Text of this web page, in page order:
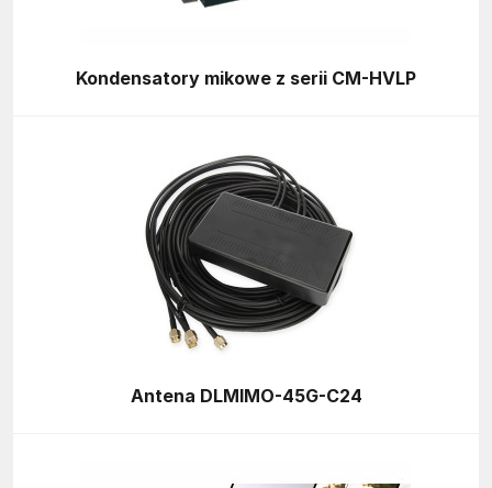
Kondensatory mikowe z serii CM-HVLP
Antena DLMIMO-45G-C24